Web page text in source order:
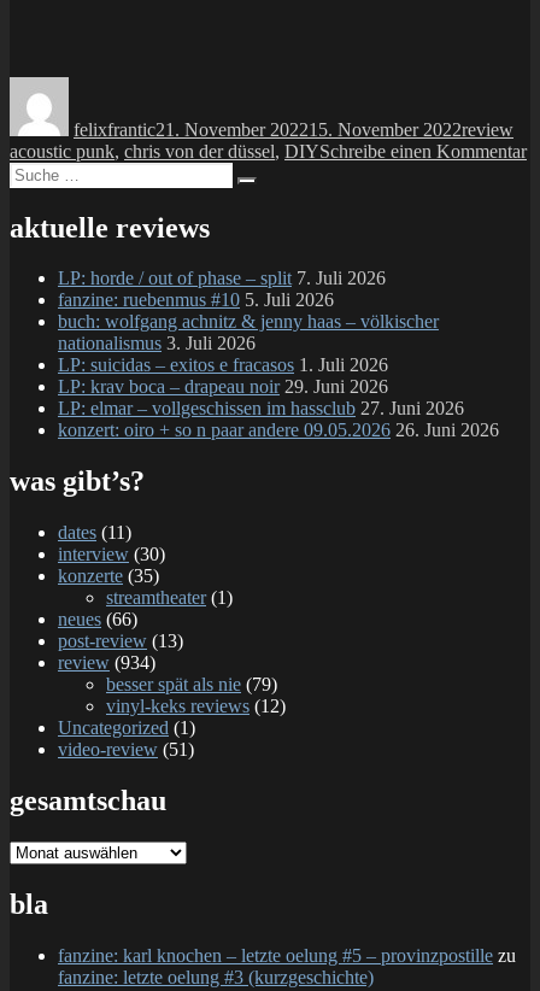
felixfrantic21. November 202215. November 2022review
acoustic punk, chris von der düssel, DIYSchreibe einen Kommentar
Suche
nach:
Suchen
aktuelle reviews
LP: horde / out of phase – split 7. Juli 2026
fanzine: ruebenmus #10 5. Juli 2026
buch: wolfgang achnitz & jenny haas – völkischer
nationalismus 3. Juli 2026
LP: suicidas – exitos e fracasos 1. Juli 2026
LP: krav boca – drapeau noir 29. Juni 2026
LP: elmar – vollgeschissen im hassclub 27. Juni 2026
konzert: oiro + so n paar andere 09.05.2026 26. Juni 2026
was gibt’s?
dates (11)
interview (30)
konzerte (35)
streamtheater(1)
neues (66)
post-review (13)
review (934)
besser spät als nie (79)
vinyl-keks reviews (12)
Uncategorized (1)
video-review (51)
gesamtschau
gesamtschau
bla
fanzine: karl knochen – letzte oelung #5 – provinzpostille zu
fanzine: letzte oelung #3 (kurzgeschichte)